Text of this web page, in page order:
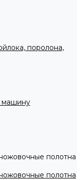
поролона,
машину
полотна
полотна